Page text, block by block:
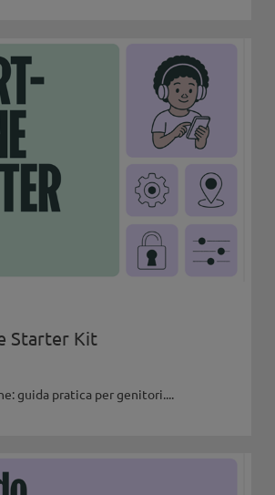
Starter Kit
guida pratica per genitori....